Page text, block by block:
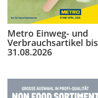
Metro Einweg- und
Verbrauchsartikel bis
31.08.2026